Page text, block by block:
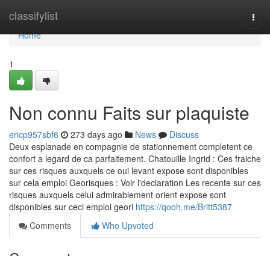
classifylist
Home
Home
1
Non connu Faits sur plaquiste
ericp957sbf6 273 days ago News
Discuss
Deux esplanade en compagnie de stationnement completent ce
confort a legard de ca parfaitement. Chatouille Ingrid : Ces fraiche
sur ces risques auxquels ce oui levant expose sont disponibles
sur cela emploi Georisques : Voir l'declaration Les recente sur ces
risques auxquels celui admirablement orient expose sont
disponibles sur ceci emploi geori https://qooh.me/Britt5387
Comments
Who Upvoted